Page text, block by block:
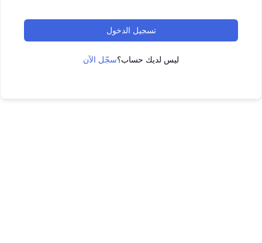
تسجيل الدخول
ليس لديك حساب؟سجّل الآن